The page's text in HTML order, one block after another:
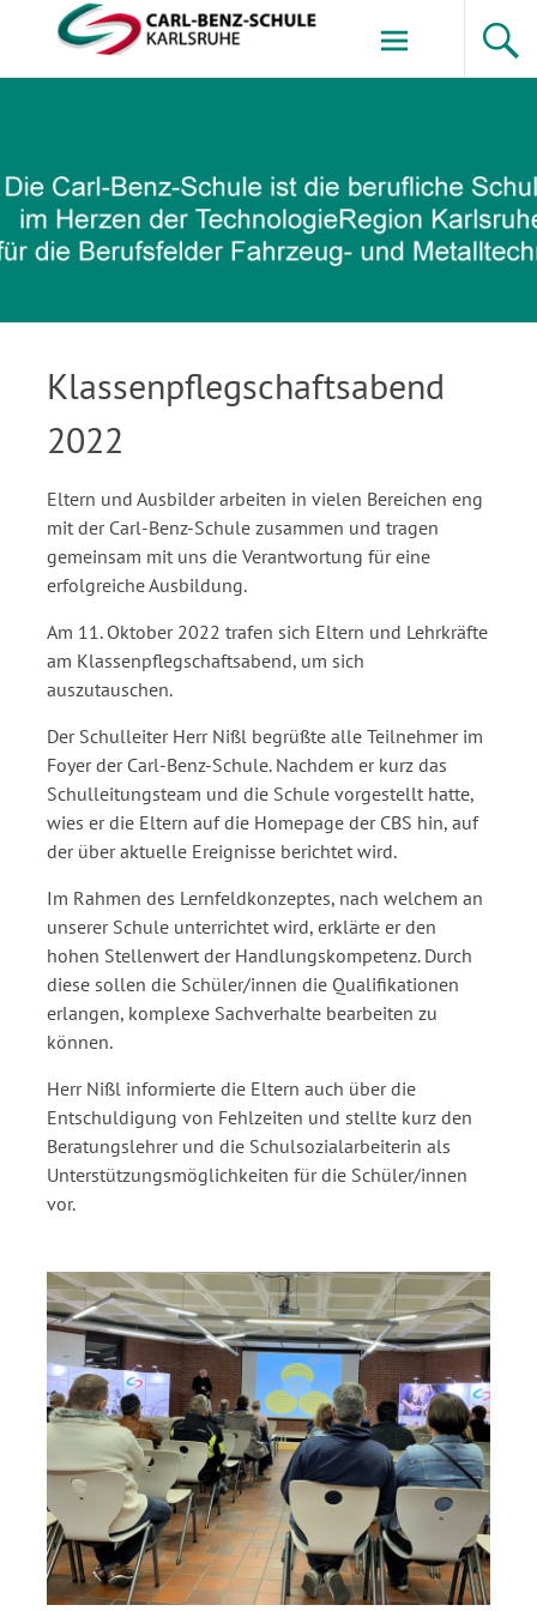
Zum
Inhalt
springen
Klassenpflegschaftsabend
2022
Eltern und Ausbilder arbeiten in vielen Bereichen eng
mit der Carl-Benz-Schule zusammen und tragen
gemeinsam mit uns die Verantwortung für eine
erfolgreiche Ausbildung.
Am 11. Oktober 2022 trafen sich Eltern und Lehrkräfte
am Klassenpflegschaftsabend, um sich
auszutauschen.
Der Schulleiter Herr Nißl begrüßte alle Teilnehmer im
Foyer der Carl-Benz-Schule. Nachdem er kurz das
Schulleitungsteam und die Schule vorgestellt hatte,
wies er die Eltern auf die Homepage der CBS hin, auf
der über aktuelle Ereignisse berichtet wird.
Im Rahmen des Lernfeldkonzeptes, nach welchem an
unserer Schule unterrichtet wird, erklärte er den
hohen Stellenwert der Handlungskompetenz. Durch
diese sollen die Schüler/innen die Qualifikationen
erlangen, komplexe Sachverhalte bearbeiten zu
können.
Herr Nißl informierte die Eltern auch über die
Entschuldigung von Fehlzeiten und stellte kurz den
Beratungslehrer und die Schulsozialarbeiterin als
Unterstützungsmöglichkeiten für die Schüler/innen
vor.